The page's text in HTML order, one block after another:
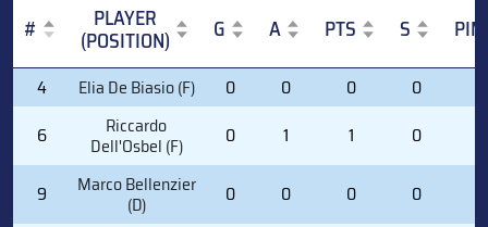
# PLAYER
(POSITION) G A PTS S
PIM
#
PLAYER
(POSITION)
G A PTS S PIM
4 Elia De Biasio (F) 0 0 0 0
6
Riccardo
Dell'Osbel (F) 0 1 1 0
9 Marco Bellenzier
(D) 0 0 0 0